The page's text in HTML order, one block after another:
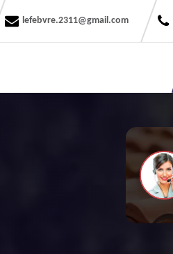
lefebvre.2311@gmail.com